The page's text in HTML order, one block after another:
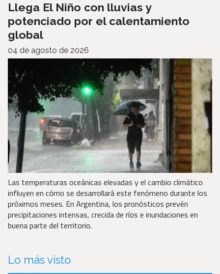
Llega El Niño con lluvias y
potenciado por el calentamiento
global
04 de agosto de 2026
Las temperaturas oceánicas elevadas y el cambio climático
influyen en cómo se desarrollará este fenómeno durante los
próximos meses. En Argentina, los pronósticos prevén
precipitaciones intensas, crecida de ríos e inundaciones en
buena parte del territorio.
Lo más visto